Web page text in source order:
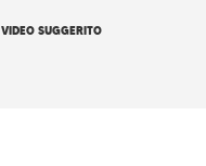
VIDEO SUGGERITO